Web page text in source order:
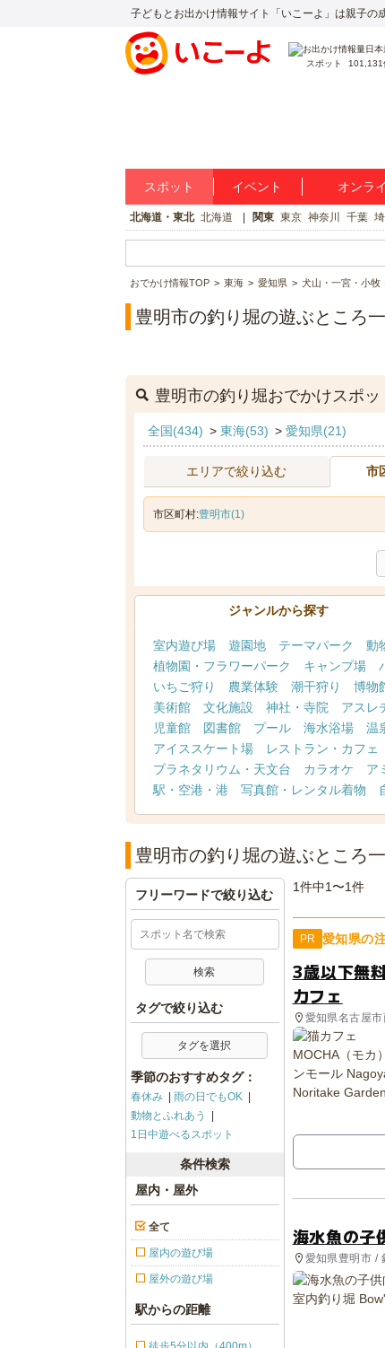
子どもとお出かけ情報サイト「いこーよ」は親子の
スポット 101,131
スポット イベント オンラ
北海道・東北 北海道 関東 東京 神奈川 千葉
おでかけ情報TOP 東海 愛知県 犬山・一宮・小牧
豊明市の釣り堀の遊ぶところ
豊明市の釣り堀おでかけスポッ
全国(434) > 東海(53) > 愛知県(21)
エリアで絞り込む 市
市区町村:豊明市(1)
ジャンルから探す
室内遊び場 遊園地 テーマパーク 動
植物園・フラワーパーク
キャンプ場
いちご狩り
農業体験 潮干狩り 博物
美術館
文化施設 神社・寺院 アスレ
児童館
図書館 プール 海水浴場 温
アイススケート場
レストラン・カフェ
プラネタリウム・天文台
カラオケ ア
駅・空港・港
写真館・レンタル着物
豊明市の釣り堀の遊ぶところ
1件中1〜1件
PR 愛知県の
3歳以下無
カフェ
愛知県名古屋市
海水魚の子
愛知県豊明市 /
フリーワードで絞り込む
タグで絞り込む
タグを選択
季節のおすすめタグ：
春休み
雨の日でもOK
動物とふれあう
1日中遊べるスポット
条件検索
屋内・屋外
全て
屋内の遊び場
屋外の遊び場
駅からの距離